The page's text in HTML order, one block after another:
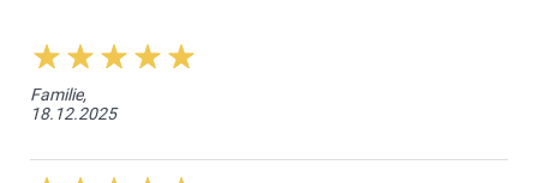
Familie,
18.12.2025